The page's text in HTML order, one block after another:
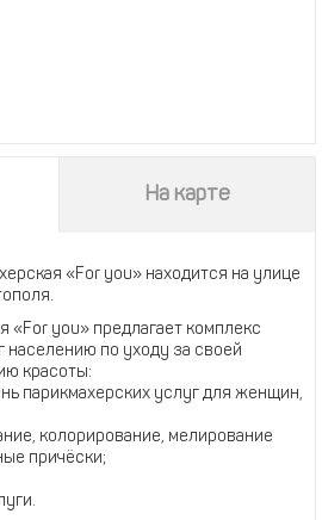
На карте
«For you» находится на улице
«For you» предлагает комплекс
по уходу за своей
красоты:
парикмахерских услуг для женщин,
колорирование, мелирование
причёски;